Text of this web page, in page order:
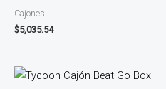
Cajones
$5,035.54